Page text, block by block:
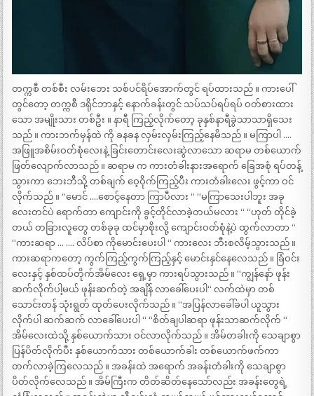
တက္ကစီ တစ်စီး လမ်းဘေး သစ်ပင်ရိပ်အောက်တွင် ရပ်ထားသည် ။ ကားပေါ်
တွင်တော့ တက္ကစီ ဒရိုင်ဘာနှင့် နောက်ခန်းတွင် သပ်သပ်ရပ်ရပ် ဝတ်စားထား
သော အမျိုးသား တစ်ဦး ။ နာရီ ကြည့်လိုက်တော့ ခုနှစ်နာရီခွဲသာသာရှိသေး
သည် ။ ကားဘက်မှန်ထဲ ကို ခနခန လှမ်းလှမ်းကြည့်နေမိသည် ။ မကြာပါ ….
အဖြူအစိမ်းဝတ်စုံလေးနဲ့ ခြင်းတောင်းလေးဆွဲလာသော ဆရာမ တစ်ယောက်
ဖြတ်လျောက်လာသည် ။ ဆရာမ က ကားတံခါးနားအရောက် ခြေအစုံ ရပ်တန့်
သွားကာ ဘေးဘီသို့ တစ်ချက် ဝေ့ဝိုက်ကြည့်ပီး ကားတံခါးလေး ဖွင့်ကာ ဝင်
လိုက်သည် ။ “မောင် ….စောင့်နေတာ ကြာပီလား “ “မကြာသေးပါဘူး အခု
လေးတင်ပဲ ရောက်တာ ကျောင်းကို ခွင့်တိုင်လာခဲ့တယ်မလား “ “ဟုတ် တိုင်ခဲ့
တယ် တခြားလူတွေ တစ်ခုခု ထင်မှာစိုးလို့ ကျောင်းဝတ်စုံနဲ့ပဲ ထွက်လာတာ “
“ကားဆရာ … …. လိပ်စာ ကိုမောင်းပေးပါ “ ကားလေး ဘီးစလိမ့်သွားသည် ။
ကားဆရာကတော့ ကွက်ကြည့်ကွက်ကြည့်နှင့် မောင်းနှင်နေလေသည် ။ ခြံဝင်း
လေးနှင့် နှစ်ထပ်တိုက်အိမ်လေး ရှေ့မှာ ကားရပ်သွားသည် ။ “ကျွန်နော် ဖုန်း
ဆက်လိုက်ပါ့မယ် ဖုန်းဆက်တဲ့ အချိန် လာခေါ်ပေးပါ“ လက်ထဲမှာ တစ်
သောင်းတန် သုံးရွတ် ထုတ်ပေးလိုက်သည် ။ “အပြန်လာခေါ်ခပါ ယူသွား
လိုက်ပါ ဆက်ဆက် လာခေါ်ပေးပါ “ “စိတ်ချပါဆရာ ဖုန်းသာဆက်လိုက် “
အိမ်လေးထဲသို့ နှစ်ယောက်သား ဝင်လာလိုက်သည် ။ အိမ်တခါးကို သေချာစွာ
ပြန်ပိတ်လိုက်ပီး နှစ်ယောက်သား တစ်ယောက်ခါး တစ်ယောက်ဖက်ကာ
တက်လာခဲ့ကြလေသည် ။ အခန်းထဲ အရောက် အခန်းတံခါးကို သေချာစွာ
ပိတ်လိုက်လေသည် ။ အိမ်ကြီးက တိတ်ဆိတ်နေသော်လည်း အခန်းတွေရဲ့